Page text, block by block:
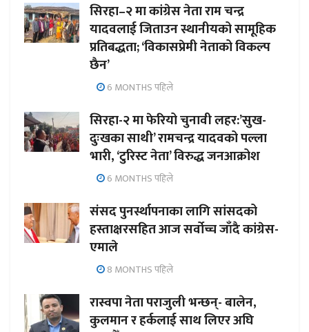
सिरहा–२ मा कांग्रेस नेता राम चन्द्र
यादवलाई जिताउन स्थानीयको सामूहिक
प्रतिबद्धता; ‘विकासप्रेमी नेताको विकल्प
छैन’
6 MONTHS पहिले
सिरहा-२ मा फेरियो चुनावी लहर:’सुख-
दुःखका साथी’ रामचन्द्र यादवको पल्ला
भारी, ‘टुरिस्ट नेता’ विरुद्ध जनआक्रोश
6 MONTHS पहिले
संसद पुनर्स्थापनाका लागि सांसदको
हस्ताक्षरसहित आज सर्वोच्च जाँदै कांग्रेस-
एमाले
8 MONTHS पहिले
रास्वपा नेता पराजुली भन्छन्- बालेन,
कुलमान र हर्कलाई साथ लिएर अघि